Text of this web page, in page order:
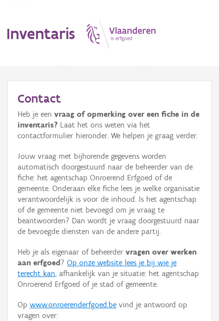
Inventaris
Erfgoedobject
Aanduidingsobject
Waarneming
Thema
Gebeurtenis
Persoon of collectief
Hergebruik
Aanmelden
Contact
Heb je een vraag of opmerking over een fiche in de
inventaris? Laat het ons weten via het
contactformulier hieronder. We helpen je graag verder.
Jouw vraag met bijhorende gegevens worden
automatisch doorgestuurd naar de beheerder van de
fiche: het agentschap Onroerend Erfgoed of de
gemeente. Onderaan elke fiche lees je welke organisatie
verantwoordelijk is voor de inhoud. Is het agentschap
of de gemeente niet bevoegd om je vraag te
beantwoorden? Dan wordt je vraag doorgestuurd naar
de bevoegde diensten van de andere partij.
Heb je als eigenaar of beheerder vragen over werken
aan erfgoed ? Op onze website lees je bij wie je
terecht kan, afhankelijk van je situatie: het agentschap
Onroerend Erfgoed of je stad of gemeente.
Op www.onroerenderfgoed.be vind je antwoord op
vragen over: